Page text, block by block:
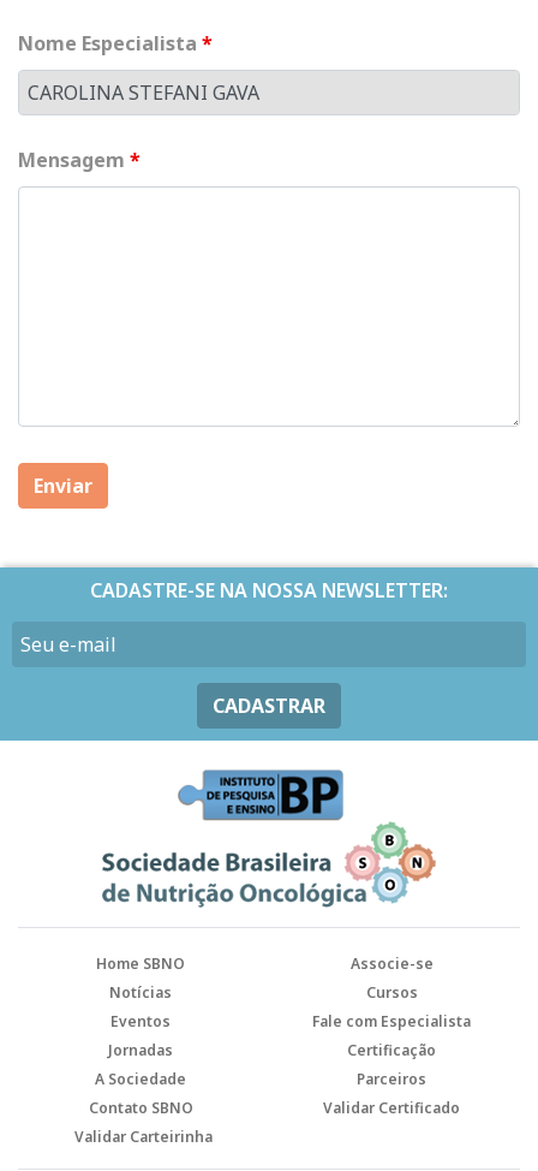
Nome Especialista *
Mensagem *
CADASTRE-SE NA NOSSA NEWSLETTER:
CADASTRAR
Home SBNO
Associe-se
Notícias
Cursos
Eventos
Fale com Especialista
Jornadas
Certificação
A Sociedade
Parceiros
Contato SBNO
Validar Certificado
Validar Carteirinha